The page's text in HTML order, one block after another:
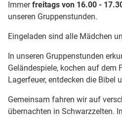
Immerfreitags von 16.00 -
unseren Gruppenstunden.
Eingeladen sind alle Mädchen
In unseren Gruppenstunden
Geländespiele, kochen auf dem
Lagerfeuer, entdecken die Bibel
Gemeinsam fahren wir auf
übernachten in Schwarzzelten.